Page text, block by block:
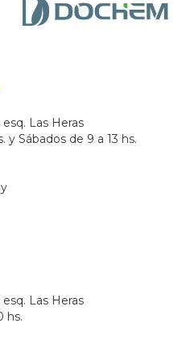
Las Heras
y Sábados de 9 a 13 hs.
Las Heras
hs.